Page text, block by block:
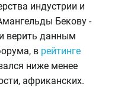
индустрии и
Бекову -
верить данным
в рейтинге
ниже менее
африканских.